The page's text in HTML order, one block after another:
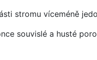
stromu víceméně
souvislé a husté